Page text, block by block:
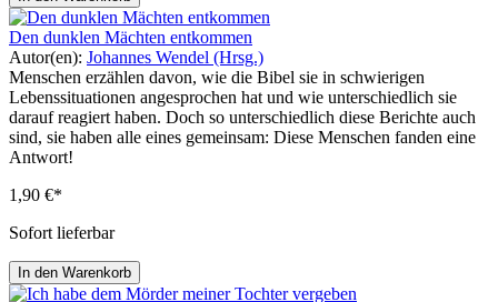
Den dunklen Mächten entkommen
Autor(en): Johannes Wendel (Hrsg.)
Menschen erzählen davon, wie die Bibel sie in schwierigen
Lebenssituationen angesprochen hat und wie unterschiedlich sie
darauf reagiert haben. Doch so unterschiedlich diese Berichte auch
sind, sie haben alle eines gemeinsam: Diese Menschen fanden eine
Antwort!
1,90 €*
Sofort lieferbar
In den Warenkorb